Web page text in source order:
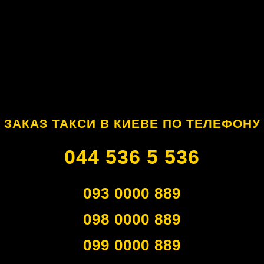
ЗАКАЗ ТАКСИ В КИЕВЕ ПО ТЕЛЕФОНУ
044 536 5 536
093 0000 889
098 0000 889
099 0000 889